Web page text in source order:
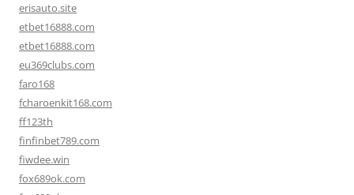
erisauto.site
etbet16888.com
etbet16888.com
eu369clubs.com
faro168
fcharoenkit168.com
ff123th
finfinbet789.com
fiwdee.win
fox689ok.com